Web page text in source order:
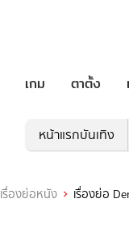
เกม ตาตั้ง
หน้าแรกบันเทิง
เรื่องย่อหนัง เรื่องย่อ